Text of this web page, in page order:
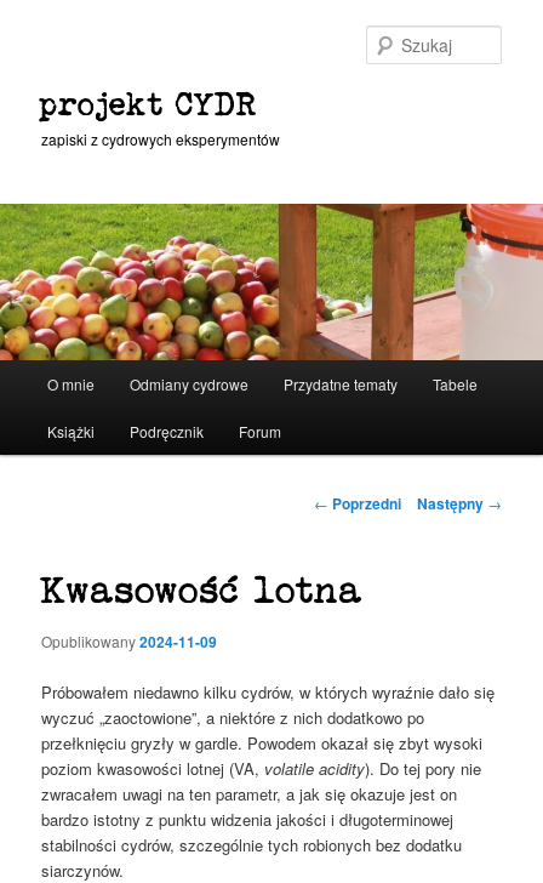
projekt CYDR
zapiski z cydrowych eksperymentów
O mnie Odmiany cydrowe Przydatne tematy Tabele
Książki Podręcznik Forum
Nawigacja
← Poprzedni Następny →
Kwasowość lotna
Opublikowany2024-11-09
Próbowałem niedawno kilku cydrów, w których wyraźnie dało się
wyczuć „zaoctowione”, a niektóre z nich dodatkowo po
przełknięciu gryzły w gardle. Powodem okazał się zbyt wysoki
poziom kwasowości lotnej (VA, volatile acidity). Do tej pory nie
zwracałem uwagi na ten parametr, a jak się okazuje jest on
bardzo istotny z punktu widzenia jakości i długoterminowej
stabilności cydrów, szczególnie tych robionych bez dodatku
siarczynów.